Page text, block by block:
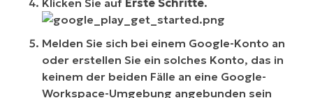
Melden Sie sich bei einem Google-Konto an
oder erstellen Sie ein solches Konto, das in
keinem der beiden Fälle an eine Google-
Workspace-Umgebung angebunden sein